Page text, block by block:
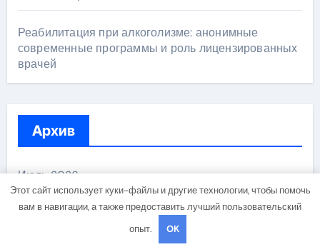
Реабилитация при алкоголизме: анонимные
современные программы и роль лицензированных
врачей
Архив
Июль 2026
Июнь 2026
Этот сайт использует куки-файлы и другие технологии, чтобы помочь
вам в навигации, а также предоставить лучший пользовательский
опыт.
OK